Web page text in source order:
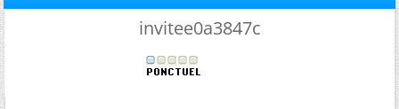
invitee0a3847c